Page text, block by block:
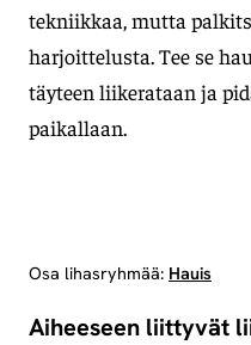
tekniikkaa, mutta
harjoittelusta. Tee se
täyteen liikerataan ja
paikallaan.
Osa lihasryhmää: Hauis
Aiheeseen liittyvät